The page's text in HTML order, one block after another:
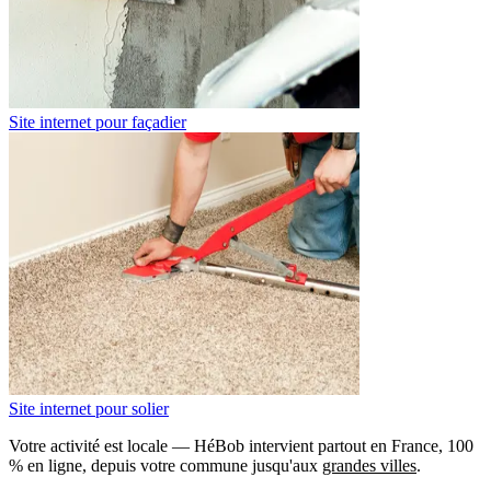
Site internet pour façadier
Site internet pour solier
Votre activité est locale — HéBob intervient partout en France, 100
% en ligne, depuis votre commune jusqu'aux grandes villes.